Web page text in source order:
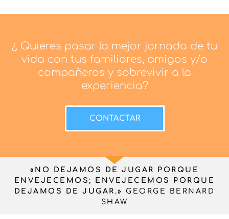
¿ Quieres pasar la mejor jornada de tu
vida con tus familiares, amigos y/o
compañeros y sobrevivir a la
experiencia?
CONTACTAR
«NO DEJAMOS DE JUGAR PORQUE
ENVEJECEMOS; ENVEJECEMOS PORQUE
DEJAMOS DE JUGAR.»
GEORGE BERNARD
SHAW